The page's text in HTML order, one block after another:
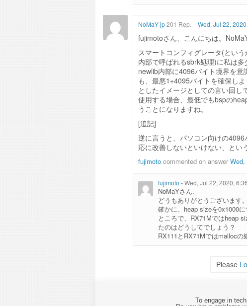
NoMaY-jp201 Rep. Wed, Jul 22,
fujimotoさん、こんにちは。
スマートコンフィグレータ(とい
内部で呼ばれるsbrk処理)に私は多
newlib内部に4096バイト境界を
も、最悪1+4095バイトを確保し
としたイメージとしての言い回
使用する場合、最低でもbspの
うことになりますね。
[追記]
逆に言うと、パソコン向けの
応に改善しないといけない、とい
fujimoto commented on answer Wed,
fujimoto -Wed, Jul 22, 2020,
NoMaYさん、
どうもありがとうございます。
確かに、heap sizeを0x1000
ところで、RX71Mではheap
たのはどうしてでしょう？
RX111とRX71Mではmallocの
Please
To engage in